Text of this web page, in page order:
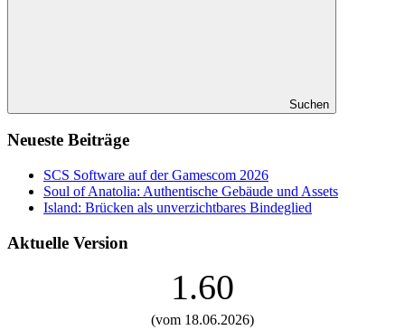
Suchen
Neueste Beiträge
SCS Software auf der Gamescom 2026
Soul of Anatolia: Authentische Gebäude und Assets
Island: Brücken als unverzichtbares Bindeglied
Aktuelle Version
1.60
(vom 18.06.2026)